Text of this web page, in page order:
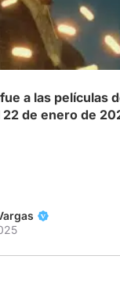
a las películas
22 de enero de